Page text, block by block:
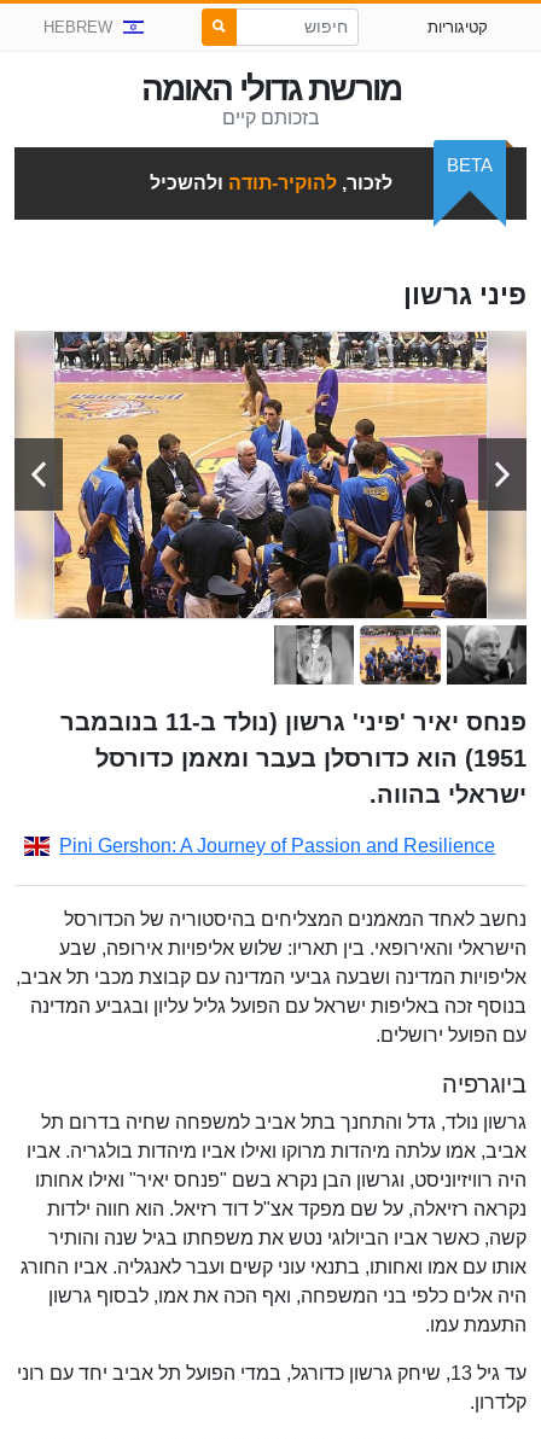
קטיגוריות HEBREW
מורשת גדולי האומה
בזכותם קיים
לזכור,להוקיר-תודה ולהשכיל
BETA
פיני גרשון
פנחס יאיר 'פיני' גרשון (נולד ב-11 בנובמבר
1951) הוא כדורסלן בעבר ומאמן כדורסל
ישראלי בהווה.
Pini Gershon: A Journey of Passion and Resilience
נחשב לאחד המאמנים המצליחים בהיסטוריה של הכדורסל
הישראלי והאירופאי. בין תאריו: שלוש אליפויות אירופה, שבע
אליפויות המדינה ושבעה גביעי המדינה עם קבוצת מכבי תל אביב,
בנוסף זכה באליפות ישראל עם הפועל גליל עליון ובגביע המדינה
עם הפועל ירושלים.
ביוגרפיה
גרשון נולד, גדל והתחנך בתל אביב למשפחה שחיה בדרום תל
אביב, אמו עלתה מיהדות מרוקו ואילו אביו מיהדות בולגריה. אביו
היה רוויזיוניסט, וגרשון הבן נקרא בשם "פנחס יאיר" ואילו אחותו
נקראה רזיאלה, על שם מפקד אצ"ל דוד רזיאל. הוא חווה ילדות
קשה, כאשר אביו הביולוגי נטש את משפחתו בגיל שנה והותיר
אותו עם אמו ואחותו, בתנאי עוני קשים ועבר לאנגליה. אביו החורג
היה אלים כלפי בני המשפחה, ואף הכה את אמו, לבסוף גרשון
התעמת עמו.
עד גיל 13, שיחק גרשון כדורגל, במדי הפועל תל אביב יחד עם רוני
קלדרון.